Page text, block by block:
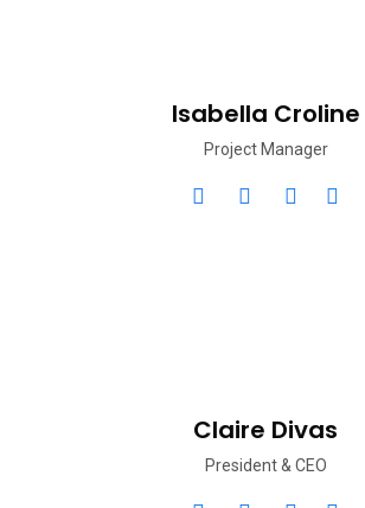
Isabella Croline
Project Manager
Claire Divas
President & CEO